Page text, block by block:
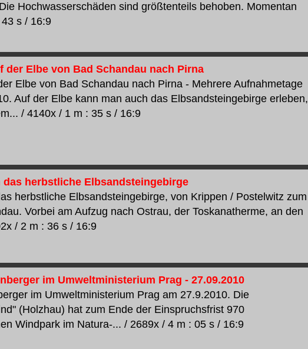
Hochwasserschäden sind größtenteils behoben. Momentan
s / 16:9
der Elbe von Bad Schandau nach Pirna
Elbe von Bad Schandau nach Pirna - Mehrere Aufnahmetage
Auf der Elbe kann man auch das Elbsandsteingebirge erleben,
/ 4140x / 1 m : 35 s / 16:9
herbstliche Elbsandsteingebirge
herbstliche Elbsandsteingebirge, von Krippen / Postelwitz zum
Vorbei am Aufzug nach Ostrau, der Toskanatherme, an den
/ 2 m : 36 s / 16:9
im Umweltministerium Prag - 27.09.2010
im Umweltministerium Prag am 27.9.2010. Die
(Holzhau) hat zum Ende der Einspruchsfrist 970
Windpark im Natura-... / 2689x / 4 m : 05 s / 16:9